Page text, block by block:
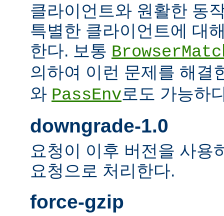
클라이언트와 원활한 동
특별한 클라이언트에 대
한다. 보통
의하여 이런 문제를 해결
와 PassEnv로도 가능하
downgrade-1.0
요청이 이후 버전을 사용
요청으로 처리한다.
force-gzip